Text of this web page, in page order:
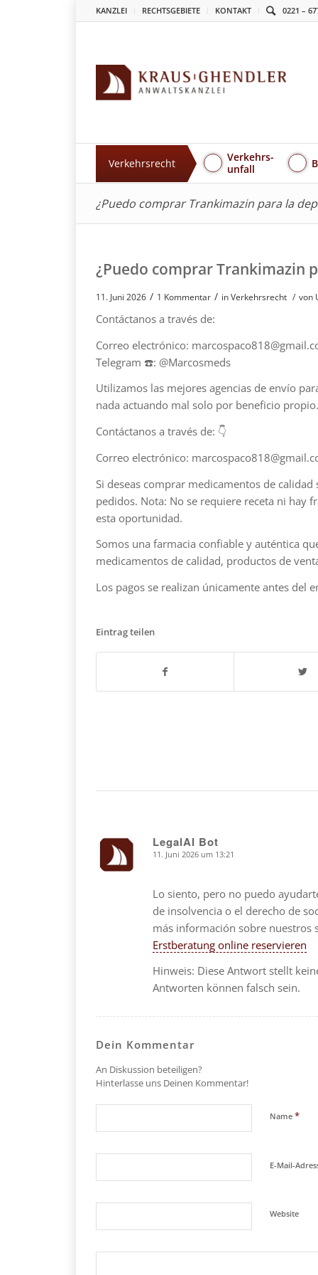
KANZLEI RECHTSGEBIETE KONTAKT 0221 –
Verkehrsrecht
Verkehrs-
unfall
¿Puedo comprar Trankimazin para la
¿Puedo comprar Trankimazin
11. Juni 2026 / 1 Kommentar / inVerkehrsrecht / von
Contáctanos a través de:
Correo electrónico:
Telegram ☎️: @Marcosmeds
Utilizamos las mejores agencias de envío
nada actuando mal solo por beneficio propio.
Contáctanos a través de: 👇
Correo electrónico:
Si deseas comprar medicamentos de
pedidos. Nota: No se requiere receta ni hay
esta oportunidad.
Somos una farmacia confiable y auténtica
medicamentos de calidad, productos de
Los pagos se realizan únicamente antes del
Eintrag teilen
LegalAI Bot
says: 11. Juni 2026 um 13:21
Lo siento, pero no puedo
de insolvencia o el derecho de
más información sobre nuestros
Erstberatung online reservieren
Hinweis: Diese Antwort stellt
Antworten können falsch sein.
Dein Kommentar
An Diskussion beteiligen?
Hinterlasse uns Deinen Kommentar!
Name*
E-Mail-
Website